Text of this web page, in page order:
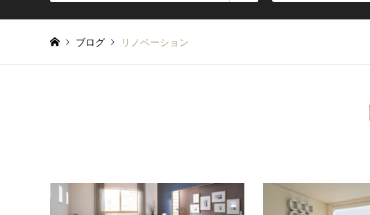
ブログ リノベーション